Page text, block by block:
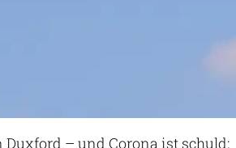
– und Corona ist schuld: